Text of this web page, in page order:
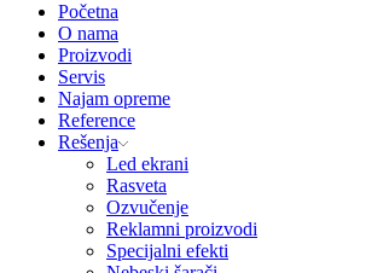
Početna
O nama
Proizvodi
Servis
Najam opreme
Reference
Rešenja
Led ekrani
Rasveta
Ozvučenje
Reklamni proizvodi
Specijalni efekti